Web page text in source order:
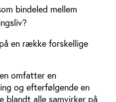
bindeled mellem
en række forskellige
omfatter en
og efterfølgende en
blandt alle samvirker på